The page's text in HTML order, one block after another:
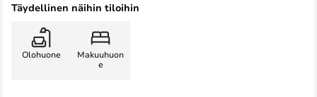
Täydellinen näihin tiloihin
Olohuone
Makuuhuon
e